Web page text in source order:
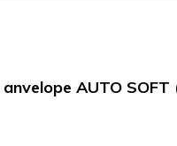
AUTO SOFT